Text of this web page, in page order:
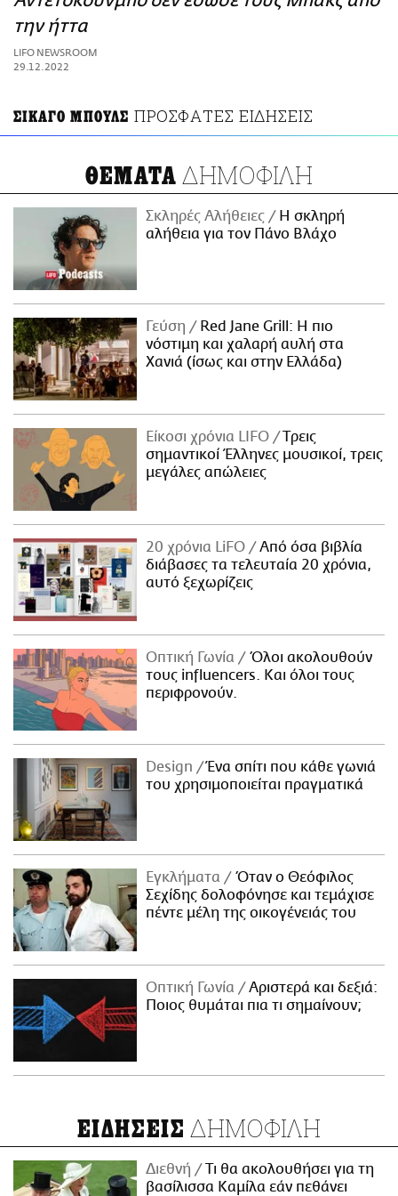
ΑΜΠΑ
PRINT
την ήττα
LIFO NEWSROOM
29.12.2022
ΣΙΚΑΓΟ ΜΠΟΥΛΣ ΠΡΟΣΦΑΤΕΣ ΕΙΔΗΣΕΙΣ
ΘΕΜΑΤΑ ΔΗΜΟΦΙΛΗ
Σκληρές Αλήθειες
H σκληρή
αλήθεια για τον Πάνο Βλάχο
Γεύση
Red Jane Grill: Η πιο
νόστιμη και χαλαρή αυλή στα
Χανιά (ίσως και στην Ελλάδα)
Είκοσι χρόνια LIFO
Tρεις
σημαντικοί Έλληνες μουσικοί, τρεις
μεγάλες απώλειες
20 χρόνια LiFO
Από όσα βιβλία
διάβασες τα τελευταία 20 χρόνια,
αυτό ξεχωρίζεις
Οπτική Γωνία
Όλοι ακολουθούν
τους influencers. Και όλοι τους
περιφρονούν.
Design
Ένα σπίτι που κάθε γωνιά
του χρησιμοποιείται πραγματικά
Εγκλήματα
Όταν ο Θεόφιλος
Σεχίδης δολοφόνησε και τεμάχισε
πέντε μέλη της οικογένειάς του
Οπτική Γωνία
Αριστερά και δεξιά:
Ποιος θυμάται πια τι σημαίνουν;
ΕΙΔΗΣΕΙΣ ΔΗΜΟΦΙΛΗ
Διεθνή
Τι θα ακολουθήσει για τη
βασίλισσα Καμίλα εάν πεθάνει